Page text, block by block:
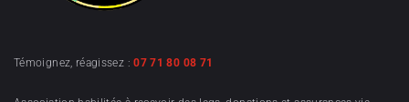
Témoignez, réagissez :07 71 80 08 71